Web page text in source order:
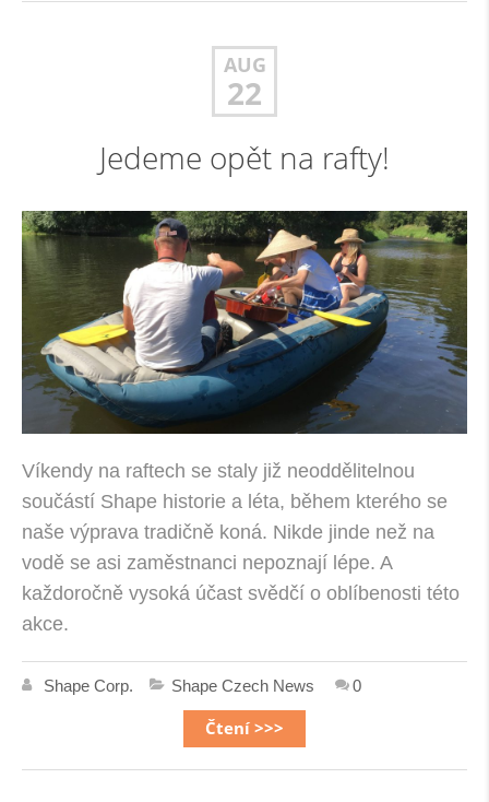
AUG
22
Jedeme opět na rafty!
Víkendy na raftech se staly již neoddělitelnou
součástí Shape historie a léta, během kterého se
naše výprava tradičně koná. Nikde jinde než na
vodě se asi zaměstnanci nepoznají lépe. A
každoročně vysoká účast svědčí o oblíbenosti této
akce.
Shape Corp. Shape Czech News 0
Čtení >>>